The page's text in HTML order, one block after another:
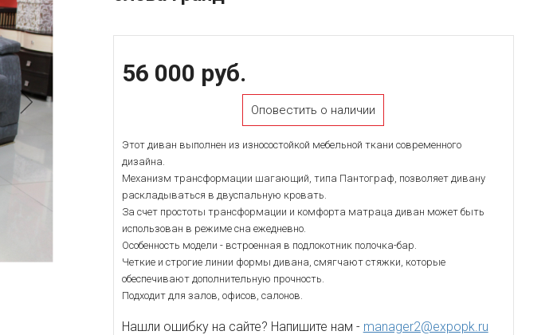
56 000 руб.
Оповестить о наличии
Этот диван выполнен из износостойкой мебельной ткани современного
дизайна.
Механизм трансформации шагающий, типа Пантограф, позволяет дивану
раскладываться в двуспальную кровать.
За счет простоты трансформации и комфорта матраца диван может быть
использован в режиме сна ежедневно.
Особенность модели - встроенная в подлокотник полочка-бар.
Четкие и строгие линии формы дивана, смягчают стяжки, которые
обеспечивают дополнительную прочность.
Подходит для залов, офисов, салонов.
Нашли ошибку на сайте? Напишите нам - manager2@expopk.ru